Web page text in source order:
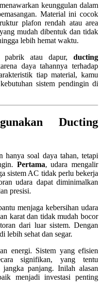
keunggulan dalam
Material ini cocok
plafon rendah atau area
yang mudah dibentuk dan tidak
lebih hemat waktu.
pabrik atau dapur, ducting
daya tahannya terhadap
tiap material, kamu
sistem pendingin di
Ducting
hanya soal daya tahan, tetapi
Pertama, udara mengalir
sistem AC tidak perlu bekerja
udara dapat diminimalkan
presisi.
menjaga kebersihan udara
karat dan tidak mudah bocor
dari luar sistem. Dengan
lebih sehat dan segar.
energi. Sistem yang efisien
signifikan, yang tentu
jangka panjang. Inilah alasan
menjadi investasi penting